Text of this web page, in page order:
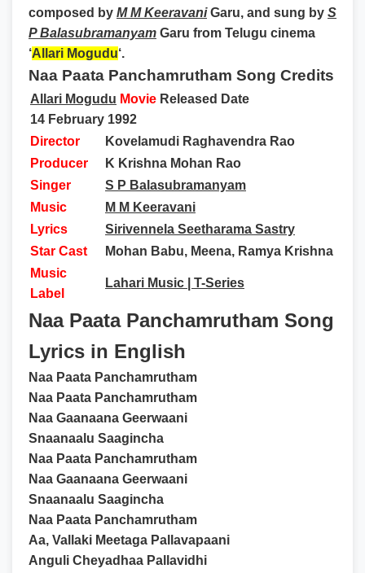
composed by M M KeeravaniGaru, and sung by S
P Balasubramanyam Garu from Telugu cinema
‘Allari Mogudu‘.
Naa Paata Panchamrutham Song Credits
Allari Mogudu Movie Released Date
14 February 1992
Director
Kovelamudi Raghavendra Rao
Producer
K Krishna Mohan Rao
Singer
S P Balasubramanyam
Music
M M Keeravani
Lyrics
Sirivennela Seetharama Sastry
Star Cast
Mohan Babu, Meena, Ramya Krishna
Music
Label
Lahari Music | T-Series
Naa Paata Panchamrutham Song
Lyrics in English
Naa Paata Panchamrutham
Naa Paata Panchamrutham
Naa Gaanaana Geerwaani
Snaanaalu Saagincha
Naa Paata Panchamrutham
Naa Gaanaana Geerwaani
Snaanaalu Saagincha
Naa Paata Panchamrutham
Aa, Vallaki Meetaga Pallavapaani
Anguli Cheyadhaa Pallavidhi